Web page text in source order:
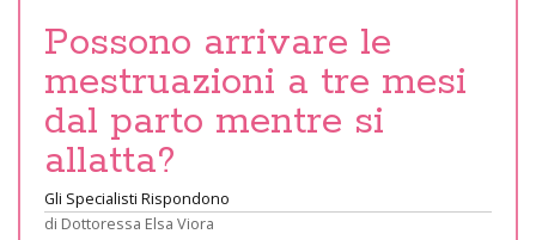
Possono arrivare le
mestruazioni a tre mesi
dal parto mentre si
allatta?
Gli Specialisti Rispondono
di Dottoressa Elsa Viora